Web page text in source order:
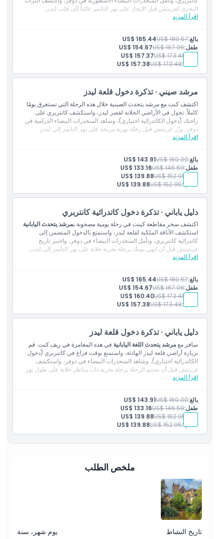
البحري لغرينتش قبل الإبحار على نهر التايمز عائداً إلى قلب لندن.
اقرأ المزيد
المتضمنات
الدخول إلى: كاتدرائية كانتربيري
مرشد يتحدث اللغة الصينية
جولة بالقارب في نهر التايمز
النقل بواسطة حافلة فاخرة مكيفة مزودة بواي فاي مجاني وشواحن
USB
بالغ:US$ 180.57
US$ 165.44
طفل:US$ 167.06
US$ 154.67
أقدم:
US$ 173.48
US$ 157.37
طالب:US$ 173.48
US$ 157.38
مرشد صيني · تذكرة دخول قلعة ليدز
اكتشف كنت مع مرشد يتحدث الصينية خلال هذه الرحلة التي تستغرق يومًا
كاملاً. تجول في الأراضي الخلابة لقصر ليدز، واستكشف كانتربري على
راحتك (دخول الكاتدرائية اختياري)، وشاهد المنحدرات البيضاء الدرامية في
دوفر، وزُر غرينتش قبل رحلة نهرية مريحة على نهر التايمز إلى لندن.
اقرأ المزيد
المتضمنات
الدخول إلى: كاتدرائية كانتربيري
مرشد يتحدث اللغة الصينية
جولة بالقارب في نهر التايمز
النقل بواسطة حافلة فاخرة مكيفة مزودة بواي فاي مجاني وشواحن
USB
بالغ:US$ 160.00
US$ 143.91
طفل:US$ 146.59
US$ 133.16
أقدم:
US$ 152.95
US$ 139.88
طالب:US$ 152.95
US$ 139.88
دليل ياباني · تذكرة دخول كاتدرائية كانتربري
اكتشف سحر مقاطعة كينت في رحلة يومية مصحوبة بمرشد يتحدث اليابانية.
استكشف الأناقة الملكية لقلعة ليدز، واستمتع بالدخول المتضمن إلى
كاتدرائية كانتربري، وتأمل المنحدرات البيضاء في دوفر، واختبر تاريخ
غرينيتش قبل أن تُنهي يومك برحلة بحرية خلابة على نهر التايمز إلى لندن.
اقرأ المزيد
المتضمنات
الدخول إلى: كاتدرائية كانتربري
مرشد يتحدث اللغة اليابانية
جولة بالقارب في نهر التايمز
النقل بحافلة فاخرة مكيفة مزودة بخدمة واي فاي مجانية ومنافذ شحن
يو إس بي
بالغ:US$ 180.57
US$ 165.44
طفل:US$ 167.06
US$ 154.67
أقدم:
US$ 173.48
US$ 160.40
طالب:US$ 173.48
US$ 157.38
دليل ياباني · تذكرة دخول قلعة ليدز
سافر معمرشد يتحدث اللغة اليابانية في هذه المغامرة في ريف كنت. قم
بزيارة أراضي قلعة ليدز الهادئة، واستمتع بوقت فراغ في كانتربري (دخول
الكاتدرائية اختياري)، وشاهد المنحدرات البيضاء في دوفر، واستكشف
غرينتش قبل أن تختتم الرحلة برحلة بحرية ذات مناظر خلابة على طول نهر
التايمز باتجاه لندن.
اقرأ المزيد
الدخول إلى: قلعة ليدز
مرشد يتحدث اليابانية
رحلة بالقارب في نهر التايمز
النقل بواسطة حافلة فاخرة مكيفة الهواء مع واي فاي مجاني ومنافذ
شحن USB
بالغ:US$ 160.00
US$ 143.91
طفل:US$ 146.59
US$ 133.16
أقدم:
US$ 152.95
US$ 139.88
طالب:US$ 152.95
US$ 139.88
ملخص الطلب
تاريخ النشاط
يوم شهر، سنة